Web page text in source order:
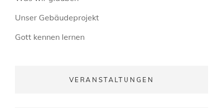
Unser Gebäudeprojekt
Gott kennen lernen
VERANSTALTUNGEN